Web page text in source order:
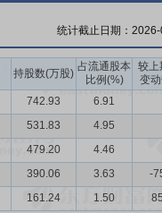
统计截止日期：
持股数(万股)
占流通股本
比例(%)
较上
变
742.93
6.91
531.83
4.95
479.20
4.46
390.06 3.63
-
161.24 1.50